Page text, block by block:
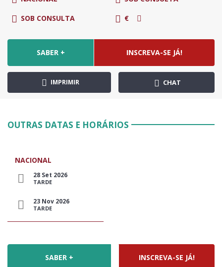
SOB CONSULTA €
SABER + INSCREVA-SE JÁ!
IMPRIMIR CHAT
OUTRAS DATAS E HORÁRIOS
NACIONAL
28 Set 2026
TARDE
23 Nov 2026
TARDE
SABER + INSCREVA-SE JÁ!